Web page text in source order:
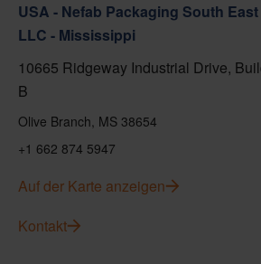
USA - Nefab Packaging South East
LLC - Mississippi
10665 Ridgeway Industrial Drive,
B
Olive Branch, MS 38654
+1 662 874 5947
Auf der Karte anzeigen
Kontakt